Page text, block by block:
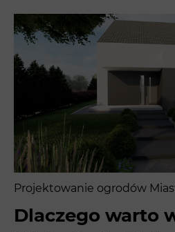
Projektowanie ogrodów
Dlaczego warto